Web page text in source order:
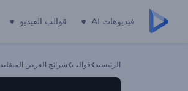
فيديوهات AI قوالب الفيديو
الرئيسية قوالب شرائح العرض المتقلبة